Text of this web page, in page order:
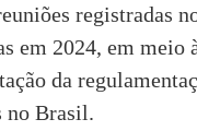
registradas
em 2024, em meio
da
no Brasil.